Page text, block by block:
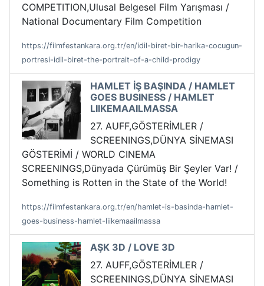
COMPETITION,Ulusal Belgesel Film Yarışması /
National Documentary Film Competition
https://filmfestankara.org.tr/en/idil-biret-bir-harika-cocugun-
portresi-idil-biret-the-portrait-of-a-child-prodigy
HAMLET İŞ BAŞINDA / HAMLET
GOES BUSINESS / HAMLET
LIIKEMAAILMASSA
27. AUFF,GÖSTERİMLER /
SCREENINGS,DÜNYA SİNEMASI
GÖSTERİMİ / WORLD CINEMA
SCREENINGS,Dünyada Çürümüş Bir Şeyler Var! /
Something is Rotten in the State of the World!
https://filmfestankara.org.tr/en/hamlet-is-basinda-hamlet-
goes-business-hamlet-liikemaailmassa
AŞK 3D / LOVE 3D
27. AUFF,GÖSTERİMLER /
SCREENINGS,DÜNYA SİNEMASI